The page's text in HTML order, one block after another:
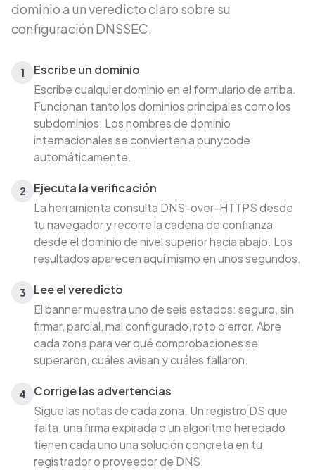
dominio a un veredicto claro sobre su
configuración DNSSEC.
1
Escribe un dominio
Escribe cualquier dominio en el formulario de arriba.
Funcionan tanto los dominios principales como los
subdominios. Los nombres de dominio
internacionales se convierten a punycode
automáticamente.
2
Ejecuta la verificación
La herramienta consulta DNS-over-HTTPS desde
tu navegador y recorre la cadena de confianza
desde el dominio de nivel superior hacia abajo. Los
resultados aparecen aquí mismo en unos segundos.
3
Lee el veredicto
El banner muestra uno de seis estados: seguro, sin
firmar, parcial, mal configurado, roto o error. Abre
cada zona para ver qué comprobaciones se
superaron, cuáles avisan y cuáles fallaron.
4
Corrige las advertencias
Sigue las notas de cada zona. Un registro DS que
falta, una firma expirada o un algoritmo heredado
tienen cada uno una solución concreta en tu
registrador o proveedor de DNS.